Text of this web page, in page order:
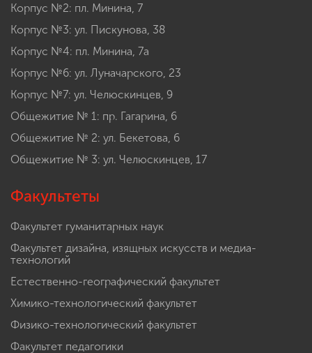
Корпус №2: пл. Минина, 7
Корпус №3: ул. Пискунова, 38
Корпус №4: пл. Минина, 7а
Корпус №6: ул. Луначарского, 23
Корпус №7: ул. Челюскинцев, 9
Общежитие № 1: пр. Гагарина, 6
Общежитие № 2: ул. Бекетова, 6
Общежитие № 3: ул. Челюскинцев, 17
Факультеты
Факультет гуманитарных наук
Факультет дизайна, изящных искусств и медиа-
технологий
Естественно-географический факультет
Химико-технологический факультет
Физико-технологический факультет
Факультет педагогики